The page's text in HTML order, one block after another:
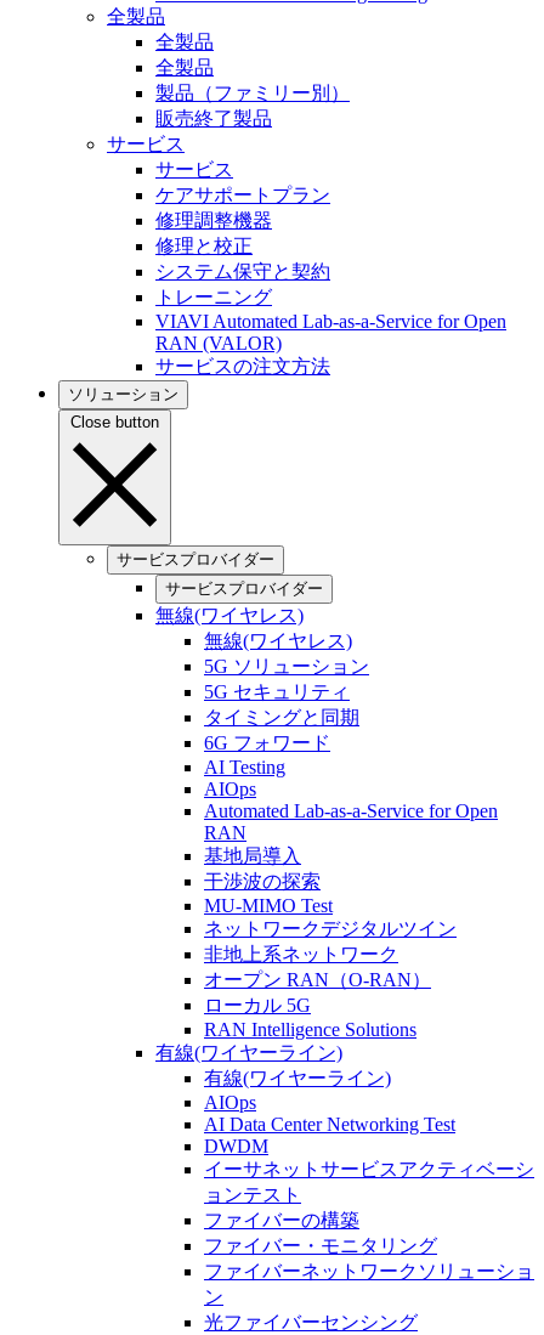
全製品
全製品
全製品
製品（ファミリー別）
販売終了製品
サービス
サービス
ケアサポートプラン
修理調整機器
修理と校正
システム保守と契約
トレーニング
VIAVI Automated Lab-as-a-Service for Open
RAN (VALOR)
サービスの注文方法
ソリューション
Close button
サービスプロバイダー
サービスプロバイダー
無線(ワイヤレス)
無線(ワイヤレス)
5G ソリューション
5G セキュリティ
タイミングと同期
6G フォワード
AI Testing
AIOps
Automated Lab-as-a-Service for Open
RAN
基地局導入
干渉波の探索
MU-MIMO Test
ネットワークデジタルツイン
非地上系ネットワーク
オープン RAN（O-RAN）
ローカル 5G
RAN Intelligence Solutions
有線(ワイヤーライン)
有線(ワイヤーライン)
AIOps
AI Data Center Networking Test
DWDM
イーサネットサービスアクティベーシ
ョンテスト
ファイバーの構築
ファイバー・モニタリング
ファイバーネットワークソリューショ
ン
光ファイバーセンシング